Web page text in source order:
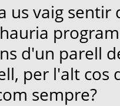
us vaig
d'un parell
per l'alt cos
sempre?